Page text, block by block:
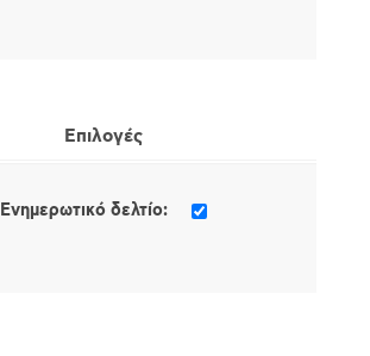
Επιλογές
Ενημερωτικό δελτίο: